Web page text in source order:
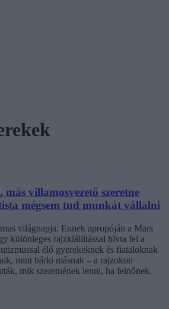
villamosvezető szeretne
mégsem tud munkát vállalni
világnapja. Ennek apropóján a Mars
különleges rajzkiállítással hívta fel a
élő gyerekeknek és fiataloknak
mint bárki másnak – a rajzokon
mik szeretnének lenni, ha felnőnek.